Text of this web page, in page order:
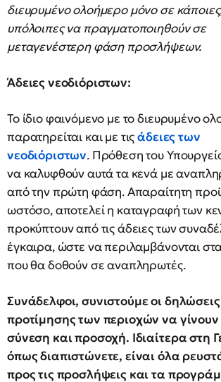
διευρυμένο ολοήμερο μόνο σε
υπόλοιπες να πραγματοποιηθούν σε
μεταγενέστερη φάση προσλήψεων.
Άδειες νεοδιόριστων:
Το ίδιο φαινόμενο με το διευρυμένο
παρατηρείται και με τιςάδειες των
νεοδιόριστων. Πρόθεση του
να καλυφθούν αυτά τα κενά με
από την πρώτη φάση. Απαραίτητη
ωστόσο, αποτελεί η καταγραφή των
προκύπτουν από τις άδειες των
έγκαιρα, ώστε να περιλαμβάνονται
που θα δοθούν σε αναπληρωτές.
Συνάδελφοι, συνιστούμε οι δηλώσεις
προτίμησης των περιοχών να γίνουν
σύνεση και προσοχή. Ιδιαίτερα στη
όπως διαπιστώνετε, είναι όλα
προς τις προσλήψεις και τα